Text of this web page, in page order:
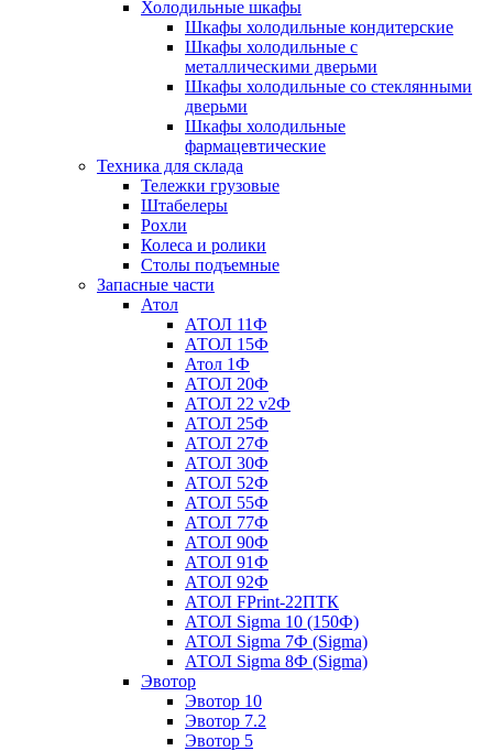
Холодильные шкафы
Шкафы холодильные кондитерские
Шкафы холодильные с
металлическими дверьми
Шкафы холодильные со стеклянными
дверьми
Шкафы холодильные
фармацевтические
Техника для склада
Тележки грузовые
Штабелеры
Рохли
Колеса и ролики
Столы подъемные
Запасные части
Атол
АТОЛ 11Ф
АТОЛ 15Ф
Атол 1Ф
АТОЛ 20Ф
АТОЛ 22 v2Ф
АТОЛ 25Ф
АТОЛ 27Ф
АТОЛ 30Ф
АТОЛ 52Ф
АТОЛ 55Ф
АТОЛ 77Ф
АТОЛ 90Ф
АТОЛ 91Ф
АТОЛ 92Ф
АТОЛ FPrint-22ПТК
АТОЛ Sigma 10 (150Ф)
АТОЛ Sigma 7Ф (Sigma)
АТОЛ Sigma 8Ф (Sigma)
Эвотор
Эвотор 10
Эвотор 7.2
Эвотор 5